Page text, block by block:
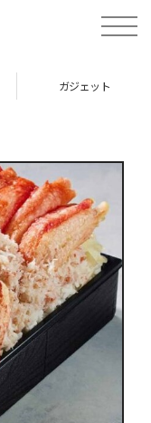
toggle
ガジェット